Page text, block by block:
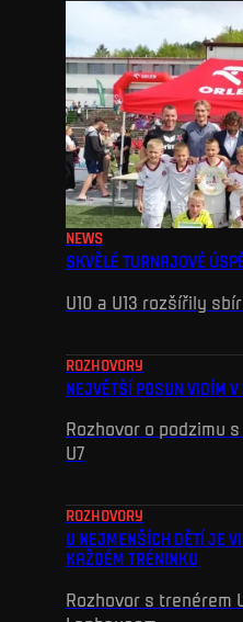
NEWS
SKVĚLÉ TURNAJOVÉ
U10 a U13 rozšířily
ROZHOVORY
NEJVĚTŠÍ POSUN VIDÍM
Rozhovor o podzimu
U7
ROZHOVORY
U NEJMENŠÍCH DĚTÍ JE
KAŽDÉM TRÉNINKU
Rozhovor s trenérem